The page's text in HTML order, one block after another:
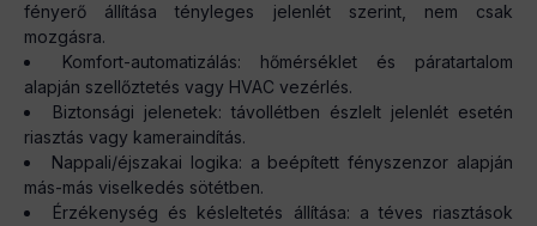
fényerő állítása tényleges jelenlét szerint, nem csak
mozgásra.
Komfort-automatizálás: hőmérséklet és páratartalom
alapján szellőztetés vagy HVAC vezérlés.
Biztonsági jelenetek: távollétben észlelt jelenlét esetén
riasztás vagy kameraindítás.
Nappali/éjszakai logika: a beépített fényszenzor alapján
más-más viselkedés sötétben.
Érzékenység és késleltetés állítása: a téves riasztások